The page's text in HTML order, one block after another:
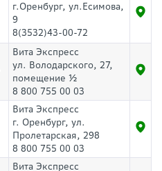
г.Оренбург, ул.Есимова,
9
8(3532)43-00-72
Вита Экспресс
ул. Володарского, 27,
помещение ½
8 800 755 00 03
Вита Экспресс
г. Оренбург, ул.
Пролетарская, 298
8 800 755 00 03
Вита Экспресс